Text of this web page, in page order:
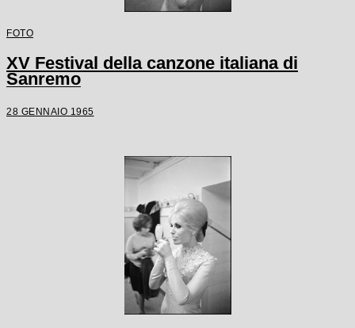
FOTO
XV Festival della canzone italiana di
Sanremo
28 GENNAIO 1965